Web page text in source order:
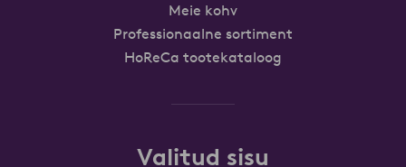
Meie kohv
Professionaalne sortiment
HoReCa tootekataloog
Valitud sisu